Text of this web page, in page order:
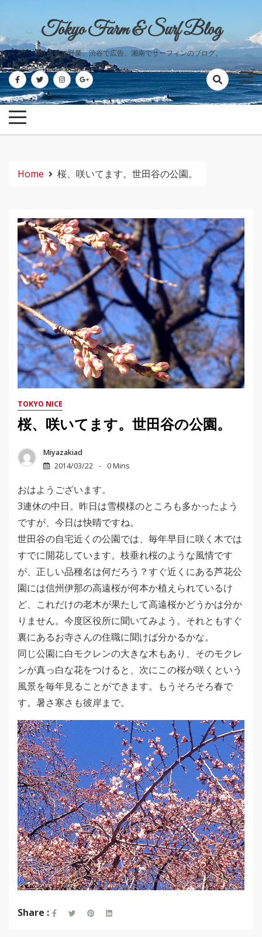
content
Tokyo Farm & Surf Blog
世田谷で野菜、渋谷で広告、湘南でサーフィンのブログ。
Home 桜、咲いてます。世田谷の公園。
TOKYO NICE
桜、咲いてます。世田谷の公園。
Miyazakiad
2014/03/22
0 Mins
おはようございます。
3連休の中日。昨日は雪模様のところも多かったよう
ですが、今日は快晴ですね。
世田谷の自宅近くの公園では、毎年早目に咲く木では
すでに開花しています。枝垂れ桜のような風情です
が、正しい品種名は何だろう？すぐ近くにある芦花公
園には信州伊那の高遠桜が何本か植えられているけ
ど、これだけの老木が果たして高遠桜かどうかは分か
りません。今度区役所に聞いてみよう。それともすぐ
裏にあるお寺さんの住職に聞けば分かるかな。
同じ公園に白モクレンの大きな木もあり、そのモクレ
ンが真っ白な花をつけると、次にこの桜が咲くという
風景を毎年見ることができます。もうそろそろ春で
す。暑さ寒さも彼岸まで。
Share :